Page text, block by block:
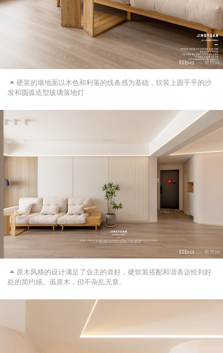
 硬装的墙地面以木色和利落的线条感为基础，软装上圆乎乎的沙
发和圆弧造型玻璃落地灯
 原木风格的设计满足了业主的喜好，硬软装搭配和谐表达恰到好
处的简约感。虽原木，但不杂乱无章。